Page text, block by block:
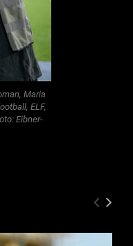
Maria
ELF,
Eibner-